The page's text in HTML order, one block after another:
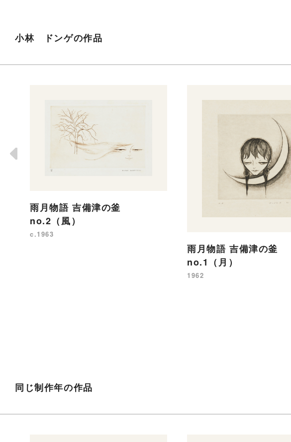
小林 ドンゲの作品
雨月物語 吉備津の釜
no.2（風）
c.1963
雨月物語 吉備津の釜
no.1（月）
1962
同じ制作年の作品